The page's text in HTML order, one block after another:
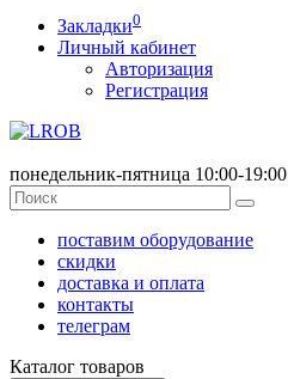
Закладки0
Личный кабинет
Авторизация
Регистрация
понедельник-пятница 10:00-19:00
поставим оборудование
скидки
доставка и оплата
контакты
телеграм
Каталог товаров